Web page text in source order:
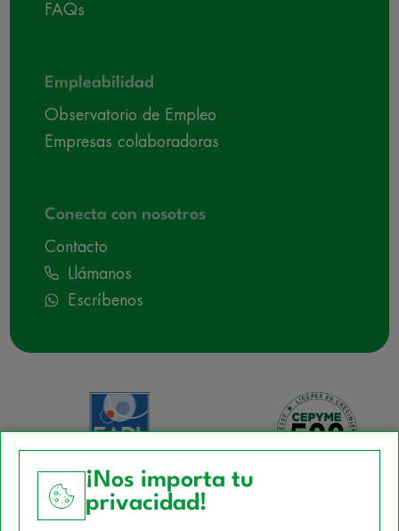
FAQs
Empleabilidad
Observatorio de Empleo
Empresas colaboradoras
Conecta con nosotros
Contacto
Llámanos
Escríbenos
¡Nos importa tu
privacidad!